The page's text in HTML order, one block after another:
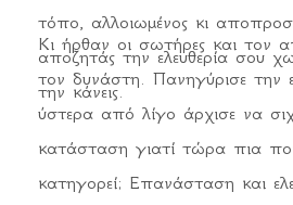
τόπο, αλλοιωμένος κι
αποζητάς την ελευθερία σου
την κάνεις.
Κι ήρθαν οι σωτήρες και τον
τον δυνάστη. Πανηγύρισε την
ύστερα από λίγο άρχισε να
κατάσταση γιατί τώρα πια
κατηγορεί; Επανάσταση και